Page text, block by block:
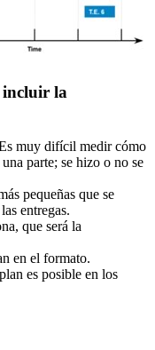
incluir la
muy difícil medir cómo
parte; se hizo o no se
pequeñas que se
entregas.
que será la
en el formato.
es posible en los